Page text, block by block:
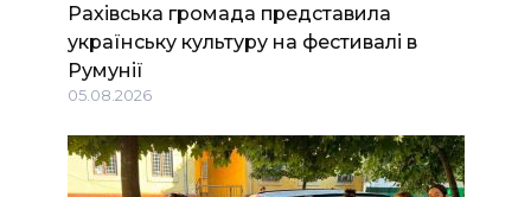
Рахівська громада представила
українську культуру на фестивалі в
Румунії
05.08.2026